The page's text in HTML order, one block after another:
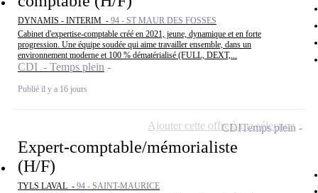
DYNAMIS - INTERIM - 94 - ST MAUR DES FOSSES
Cabinet d'expertise-comptable créé en 2021, jeune, dynamique et en forte
progression. Une équipe soudée qui aime travailler ensemble, dans un
environnement moderne et 100 % dématérialisé (FULL, DEXT,...
CDI - Temps plein
Publié il y a 16 jours
Expert-comptable/mémorialiste
(H/F)
TYLS LAVAL - 94 - SAINT-MAURICE
CDITemps plein
Ajouter cette offre à ma sélection